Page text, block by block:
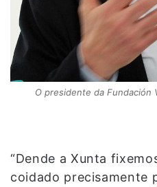
O presidente da Fundación
“Dende a Xunta
coidado precisamente